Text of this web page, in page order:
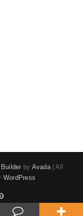
by Avada| All
WordPress